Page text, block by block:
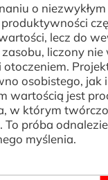
o
lecz do
liczony
osobistego,
jest
w którym
próba
myślenia.